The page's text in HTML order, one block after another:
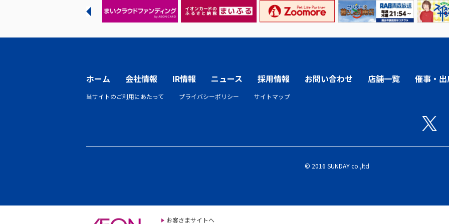
ホーム 会社情報 IR情報 ニュース 採用情報 お問い合わせ 店舗一覧 催事・
当サイトのご利用にあたって プライバシーポリシー サイトマップ
© 2016 SUNDAY co.,ltd
お客さまサイトへ